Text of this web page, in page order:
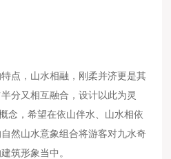
点，山水相融，刚柔并济更是其
分又相互融合，设计以此为灵
念，希望在依山伴水、山水相依
然山水意象组合将游客对九水奇
筑形象当中。